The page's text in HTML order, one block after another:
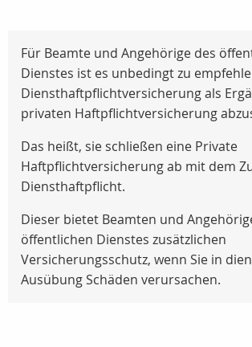
Für Beamte und Angehörige des
Dienstes ist es unbedingt zu
Diensthaftpflichtversicherung als
privaten Haftpflichtversicherung
Das heißt, sie schließen eine Private
Haftpflichtversicherung ab mit dem
Diensthaftpflicht.
Dieser bietet Beamten und
öffentlichen Dienstes zusätzlichen
Versicherungsschutz, wenn Sie in
Ausübung Schäden verursachen.